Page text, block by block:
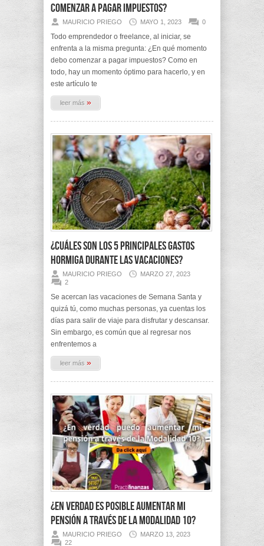
comenzar a pagar impuestos?
MAURICIO PRIEGO MAYO 1, 2023 0
Todo emprendedor o freelance, al iniciar, se
enfrenta a la misma pregunta: ¿En qué momento
debo comenzar a pagar impuestos? Como en
todo, hay un momento óptimo para hacerlo, y en
este artículo te
leer más »
¿Cuáles son los 5 principales gastos
hormiga durante las vacaciones?
MAURICIO PRIEGO
MARZO 27, 2023
2
Se acercan las vacaciones de Semana Santa y
quizá tú, como muchas personas, ya cuentas los
días para salir de viaje para disfrutar y descansar.
Sin embargo, es común que al regresar nos
enfrentemos a
leer más »
¿En verdad es posible aumentar mi
pensión a través de la Modalidad 10?
MAURICIO PRIEGO
MARZO 13, 2023
22